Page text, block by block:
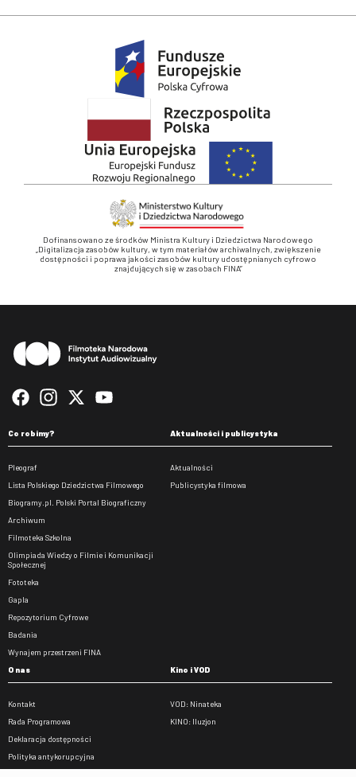
Dofinansowano ze środków Ministra Kultury i Dziedzictwa Narodowego
„Digitalizacja zasobów kultury, w tym materiałów archiwalnych, zwiększenie
dostępności i poprawa jakości zasobów kultury udostępnianych cyfrowo
znajdujących się w zasobach FINA”
Co robimy?
Pleograf
Lista Polskiego Dziedzictwa Filmowego
Biogramy.pl. Polski Portal Biograficzny
Archiwum
Filmoteka Szkolna
Olimpiada Wiedzy o Filmie i Komunikacji
Społecznej
Fototeka
Gapla
Repozytorium Cyfrowe
Badania
Wynajem przestrzeni FINA
Aktualności i publicystyka
Aktualności
Publicystyka filmowa
O nas
Kontakt
Rada Programowa
Deklaracja dostępności
Polityka antykorupcyjna
Kino i VOD
VOD: Ninateka
KINO: Iluzjon